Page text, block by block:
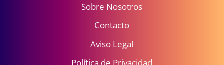
Sobre Nosotros
Contacto
Aviso Legal